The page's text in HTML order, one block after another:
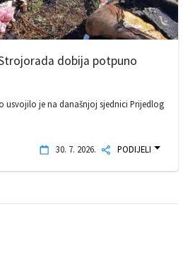
dobija potpuno
usvojilo je na današnjoj sjednici Prijedlog
30. 7. 2026. PODIJELI